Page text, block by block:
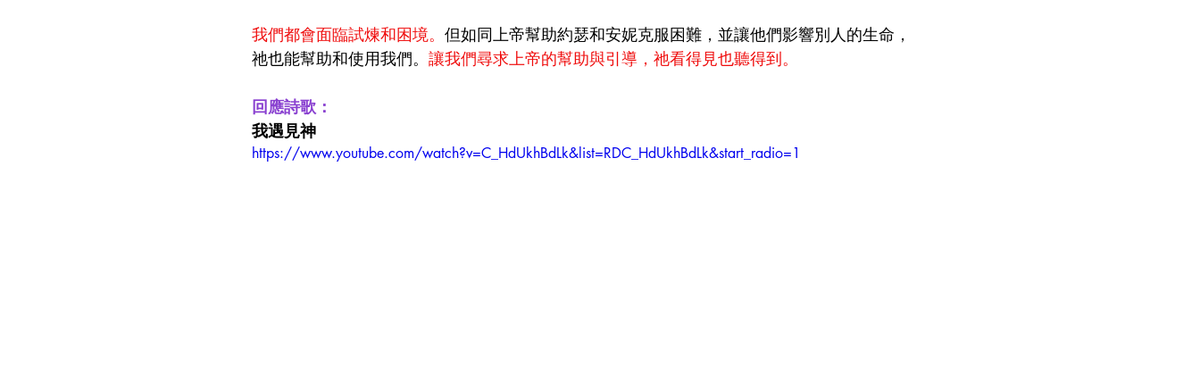
我們都會面臨試煉和困境。 但如同上帝幫助約瑟和安妮克服困難，並讓他們影響別人的生命，
祂也能幫助和使用我們。 讓我們尋求上帝的幫助與引導，祂看得見也聽得到。
回應詩歌：
我遇見神
https://www.youtube.com/watch?v=C_HdUkhBdLk&list=RDC_HdUkhBdLk&start_radio=1